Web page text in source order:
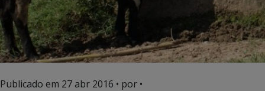
Publicado em 27 abr 2016 • por •